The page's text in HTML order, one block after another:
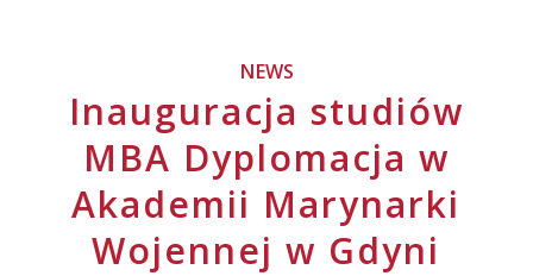
NEWS
Inauguracja studiów
MBA Dyplomacja w
Akademii Marynarki
Wojennej w Gdyni